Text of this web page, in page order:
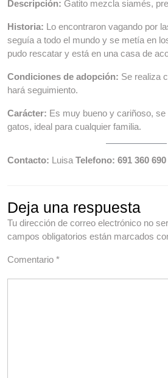
Descripción: Gatito mezcla siamés,
Historia: Lo encontraron vagando por
seguía a todo el mundo y se metía en
pudo rescatar y está en una casa de
Condiciones de adopción: Se realiza
hará seguimiento.
Carácter: Es muy bueno y cariñoso,
gatos, ideal para cualquier familia.
Contacto: Luisa Telefono: 691 360 690
Deja una respuesta
Tu dirección de correo electrónico no
campos obligatorios están marcados
Comentario *